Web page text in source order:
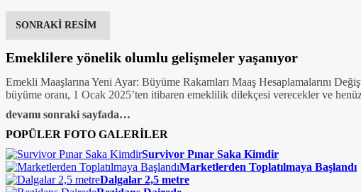
SONRAKİ RESİM
Emeklilere yönelik olumlu gelişmeler yaşanıyor
Emekli Maaşlarına Yeni Ayar: Büyüme Rakamları Maaş Hesaplamalarını
büyüme oranı, 1 Ocak 2025’ten itibaren emeklilik dilekçesi verecekler ve
devamı sonraki sayfada…
POPÜLER FOTO GALERİLER
Survivor Pınar Saka Kimdir
Marketlerden Toplatılmaya Başlandı
Dalgalar 2,5 metre